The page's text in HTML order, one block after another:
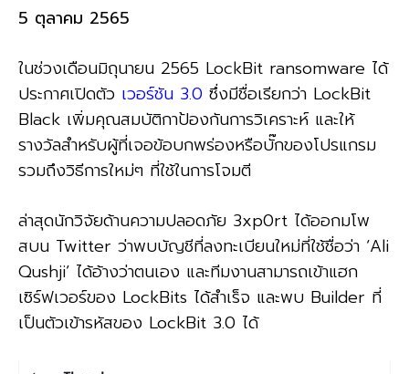
5 ตุลาคม 2565
ในช่วงเดือนมิถุนายน 2565 LockBit ransomware ได้
ประกาศเปิดตัว เวอร์ชัน 3.0 ซึ่งมีชื่อเรียกว่า LockBit
Black เพิ่มคุณสมบัติกาป้องกันการวิเคราะห์ และให้
รางวัลสำหรับผู้ที่เจอข้อบกพร่องหรือบั๊กของโปรแกรม
รวมถึงวิธีการใหม่ๆ ที่ใช้ในการโจมตี
ล่าสุดนักวิจัยด้านความปลอดภัย 3xp0rt ได้ออกมโพ
สบน Twitter ว่าพบบัญชีที่ลงทะเบียนใหม่ที่ใช้ชื่อว่า ‘Ali
Qushji’ ได้อ้างว่าตนเอง และทีมงานสามารถเข้าแฮก
เซิร์ฟเวอร์ของ LockBits ได้สำเร็จ และพบ Builder ที่
เป็นตัวเข้ารหัสของ LockBit 3.0 ได้